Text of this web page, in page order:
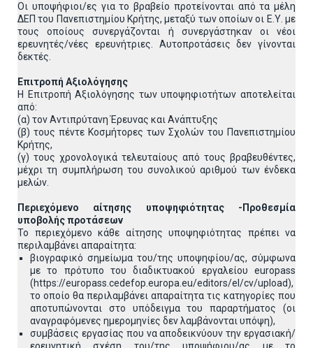
Οι υποψήφιοι/ες για το βραβείο προτείνονται από τα μέλη
ΔΕΠ του Πανεπιστημίου Κρήτης, μεταξύ των οποίων οι Ε.Υ. με
τους οποίους συνεργάζονται ή συνεργάστηκαν οι νέοι
ερευνητές/νέες ερευνήτριες. Αυτοπροτάσεις δεν γίνονται
δεκτές.
Επιτροπή Αξιολόγησης
Η Επιτροπή Αξιολόγησης των υποψηφιοτήτων αποτελείται
από:
(α) τον Αντιπρύτανη Έρευνας και Ανάπτυξης
(β) τους πέντε Κοσμήτορες των Σχολών του Πανεπιστημίου
Κρήτης,
(γ) τους χρονολογικά τελευταίους από τους βραβευθέντες,
μέχρι τη συμπλήρωση του συνολικού αριθμού των ένδεκα
μελών.
Περιεχόμενο αίτησης υποψηφιότητας -Προθεσμία
υποβολής προτάσεων
Το περιεχόμενο κάθε αίτησης υποψηφιότητας πρέπει να
περιλαμβάνει απαραίτητα:
βιογραφικό σημείωμα του/της υποψηφίου/ας, σύμφωνα
με το πρότυπο του διαδικτυακού εργαλείου europass
(https://europass.cedefop.europa.eu/editors/el/cv/upload),
το οποίο θα περιλαμβάνει απαραίτητα τις κατηγορίες που
αποτυπώνονται στο υπόδειγμα του παραρτήματος (οι
αναγραφόμενες ημερομηνίες δεν λαμβάνονται υπόψη),
συμβάσεις εργασίας που να αποδεικνύουν την εργασιακή/